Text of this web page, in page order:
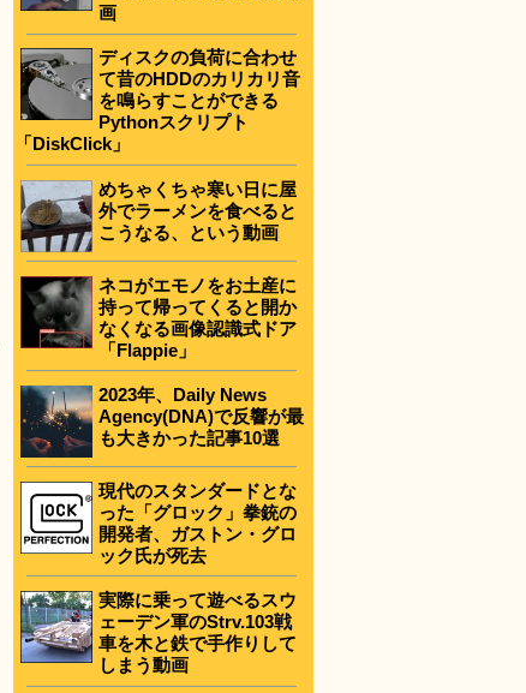
画
ディスクの負荷に合わせ
て昔のHDDのカリカリ音
を鳴らすことができる
Pythonスクリプト
「DiskClick」
めちゃくちゃ寒い日に屋
外でラーメンを食べると
こうなる、という動画
ネコがエモノをお土産に
持って帰ってくると開か
なくなる画像認識式ドア
「Flappie」
2023年、Daily News
Agency(DNA)で反響が最
も大きかった記事10選
現代のスタンダードとな
った「グロック」拳銃の
開発者、ガストン・グロ
ック氏が死去
実際に乗って遊べるスウ
ェーデン軍のStrv.103戦
車を木と鉄で手作りして
しまう動画